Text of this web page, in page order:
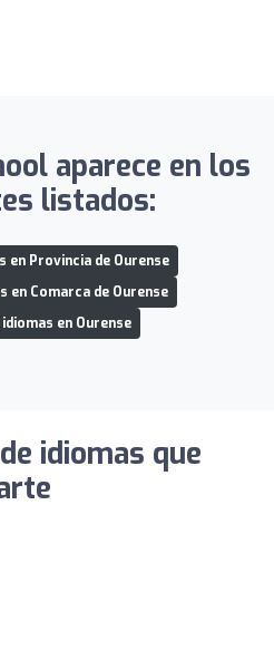
aparece en los
listados:
en Provincia de Ourense
en Comarca de Ourense
en Ourense
idiomas que